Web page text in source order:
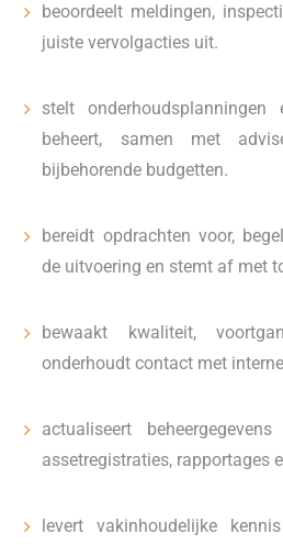
beoordeelt meldingen,
juiste vervolgacties uit.
stelt
beheert, samen met
bijbehorende budgetten.
bereidt opdrachten voor,
de uitvoering en stemt af met
bewaakt kwaliteit,
onderhoudt contact met
actualiseert
assetregistraties, rapportages
levert vakinhoudelijke